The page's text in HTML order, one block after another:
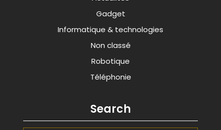
Gadget
Informatique & technologies
Non classé
Robotique
Téléphonie
Search